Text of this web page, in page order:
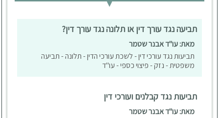
תביעה נגד עורך דין או תלונה נגד עורך דין?
מאת: עו"ד אבנר שטמר
תביעות נגד עורכי דין - לשכת עורכי הדין - תלונה - תביעה
משפטית - נזק - פיצוי כספי - עו"ד
תביעות נגד קבלנים ועורכי דין
מאת: עו"ד אבנר שטמר